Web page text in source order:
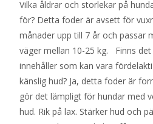
Vilka åldrar och storlekar på
för? Detta foder är avsett för
månader upp till 7 år och passar
väger mellan 10-25 kg. Finns
innehåller som kan vara
känslig hud? Ja, detta foder är
gör det lämpligt för hundar med
hud. Rik på lax. Stärker hud och